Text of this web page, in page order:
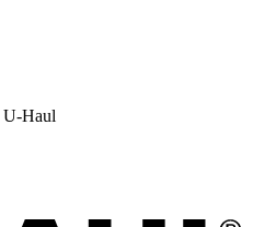
U-Haul